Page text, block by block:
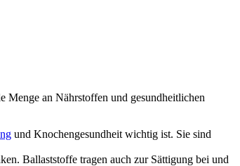
Menge an Nährstoffen und gesundheitlichen
und Knochengesundheit wichtig ist. Sie sind
Ballaststoffe tragen auch zur Sättigung bei und